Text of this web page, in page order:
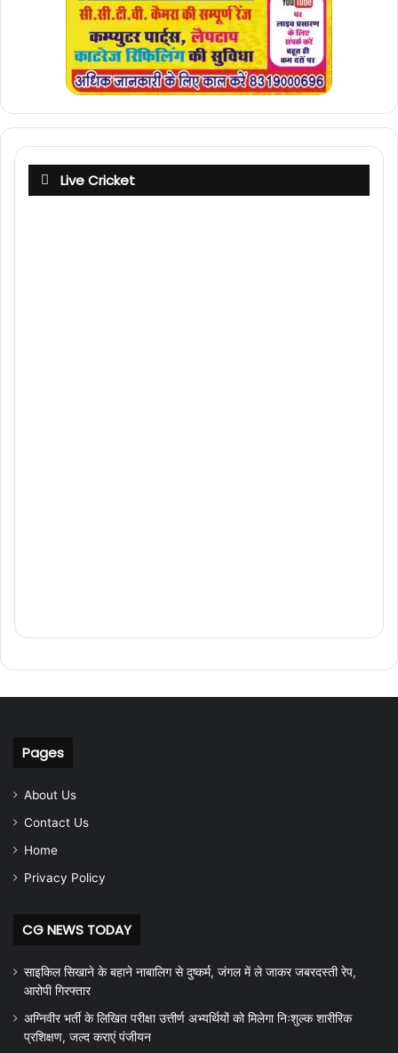
Live Cricket
Pages
About Us
Contact Us
Home
Privacy Policy
CG NEWS TODAY
साइकिल सिखाने के बहाने नाबालिग से दुष्कर्म, जंगल में ले जाकर जबरदस्ती रेप,
आरोपी गिरफ्तार
अग्निवीर भर्ती के लिखित परीक्षा उत्तीर्ण अभ्यर्थियों को मिलेगा निःशुल्क शारीरिक
प्रशिक्षण, जल्द कराएं पंजीयन